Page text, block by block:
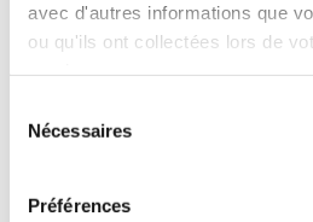
avec d'autres informations que
ou qu'ils ont collectées lors de
Nécessaires
Préférences